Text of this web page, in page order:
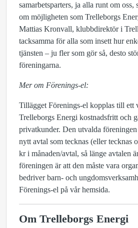
samarbetsparters, ja alla runt om oss,
om möjligheten som Trelleborgs
Mattias Kronvall, klubbdirektör i
tacksamma för alla som insett hur
tjänsten – ju fler som gör så, desto
föreningarna.
Mer om Förenings-el:
Tillägget Förenings-el kopplas till ett
Trelleborgs Energi kostnadsfritt och
privatkunder. Den utvalda
nytt avtal som tecknas (eller tecknas
kr i månaden/avtal, så länge avtalen
föreningen är att den måste vara
bedriver barn- och
Förenings-el på vår hemsida.
Om Trelleborgs Energi